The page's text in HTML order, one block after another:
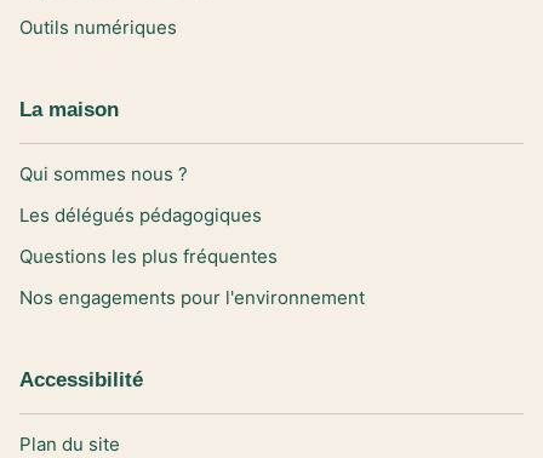
Outils numériques
La maison
Qui sommes nous ?
Les délégués pédagogiques
Questions les plus fréquentes
Nos engagements pour l'environnement
Accessibilité
Plan du site